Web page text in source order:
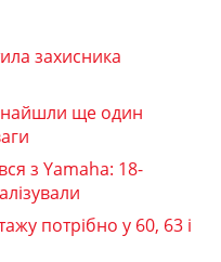
захисника
знайшли ще один
з Yamaha: 18-
потрібно у 60, 63 і